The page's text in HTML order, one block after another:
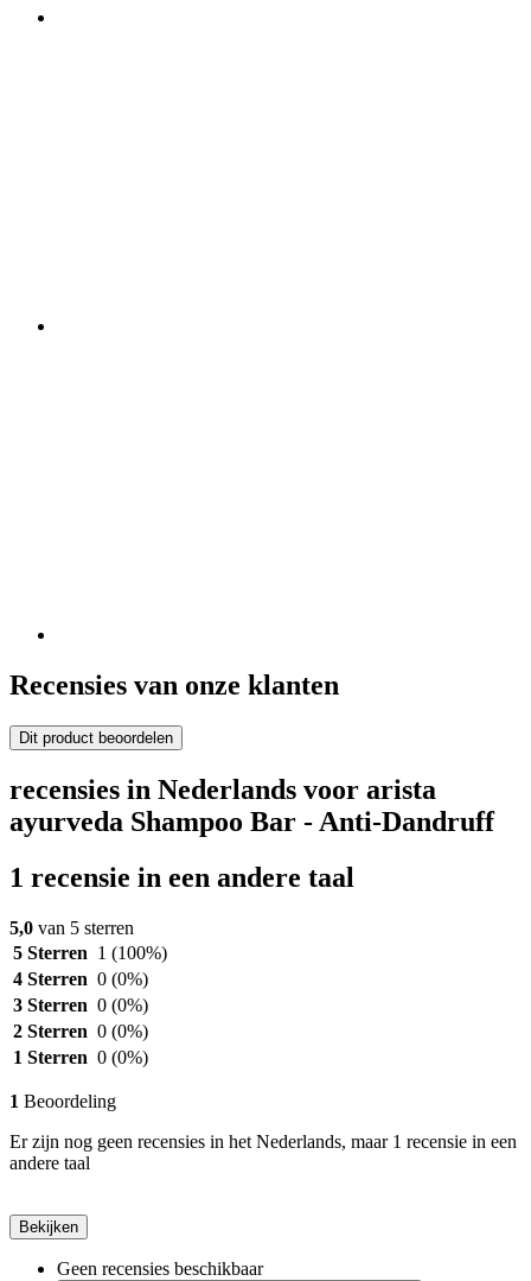
Recensies van onze klanten
Dit product beoordelen
recensies in Nederlands voor arista
ayurveda Shampoo Bar - Anti-Dandruff
1 recensie in een andere taal
5,0 van 5 sterren
5 Sterren 1 (100%)
4 Sterren 0 (0%)
3 Sterren 0 (0%)
2 Sterren 0 (0%)
1 Sterren 0 (0%)
1 Beoordeling
Er zijn nog geen recensies in het Nederlands, maar 1 recensie in een
andere taal
Bekijken
Geen recensies beschikbaar